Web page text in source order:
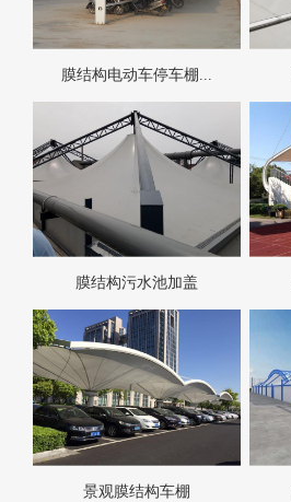
膜结构电动车停车棚...
膜结构污水池加盖
景观膜结构车棚